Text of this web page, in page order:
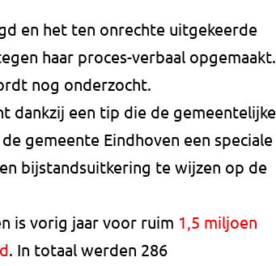
en het ten onrechte uitgekeerde
haar proces-verbaal opgemaakt.
nog onderzocht.
dankzij een tip die de gemeentelijke
gemeente Eindhoven een speciale
bijstandsuitkering te wijzen op de
is vorig jaar voor ruim 1,5 miljoen
. In totaal werden 286